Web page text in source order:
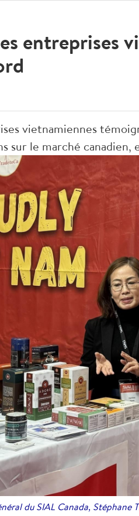
entreprises
vietnamiennes
sur le marché
du SIAL Canada, Stéphane